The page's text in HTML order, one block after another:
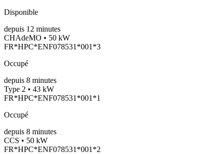
Disponible
depuis 12 minutes
CHAdeMO • 50 kW
FR*HPC*ENF078531*001*3
Occupé
depuis 8 minutes
Type 2 • 43 kW
FR*HPC*ENF078531*001*1
Occupé
depuis 8 minutes
CCS • 50 kW
FR*HPC*ENF078531*001*2